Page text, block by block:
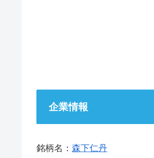
企業情報
銘柄名： 森下仁丹